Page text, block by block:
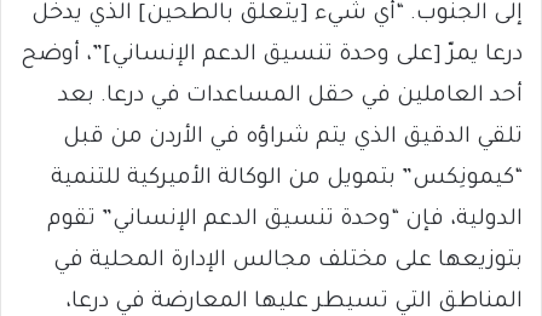
إلى الجنوب. “أي شيء [يتعلق بالطحين] الذي يدخل
درعا يمرّ [على وحدة تنسيق الدعم الإنساني]”، أوضح
أحد العاملين في حقل المساعدات في درعا. بعد
تلقي الدقيق الذي يتم شراؤه في الأردن من قبل
“كيمونِكس” بتمويل من الوكالة الأميركية للتنمية
الدولية، فإن “وحدة تنسيق الدعم الإنساني” تقوم
بتوزيعها على مختلف مجالس الإدارة المحلية في
المناطق التي تسيطر عليها المعارضة في درعا،